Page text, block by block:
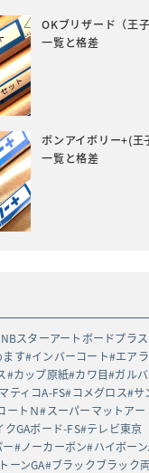
OKブリザード（王
一覧と格差
ボンアイボリー+(王
一覧と格差
NBスターアートボードプラス
ます インバーコート エア
カップ原紙 カワ目 ガル
ティコA-FS コメグロス サ
ートＮ スーパーマットアー
クGAボード-FS テレビ東京
ノーカーボン ハイボー
ーンGA ブラックブラック